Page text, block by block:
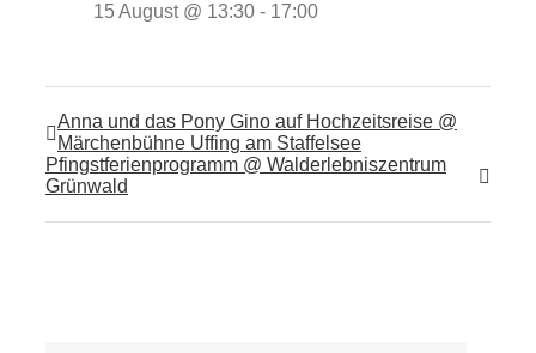
15 August @ 13:30 - 17:00
Anna und das Pony Gino auf Hochzeitsreise @
Märchenbühne Uffing am Staffelsee
Pfingstferienprogramm @ Walderlebniszentrum
Grünwald